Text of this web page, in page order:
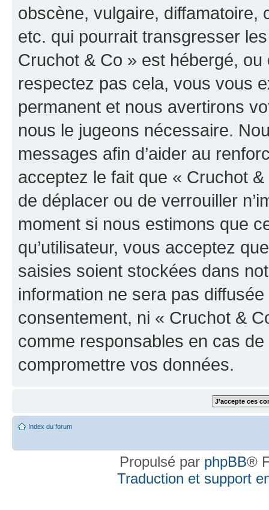
obscène, vulgaire, diffamatoire,
etc. qui pourrait transgresser
Cruchot & Co » est hébergé,
respectez pas cela, vous vous
permanent et nous avertirons
nous le jugeons nécessaire.
messages afin d’aider au
acceptez le fait que « Cruchot
de déplacer ou de verrouiller
moment si nous estimons que
qu’utilisateur, vous acceptez
saisies soient stockées dans
information ne sera pas
consentement, ni « Cruchot &
comme responsables en cas
compromettre vos données.
Index du forum
Propulsé par phpBB®
Traduction et support